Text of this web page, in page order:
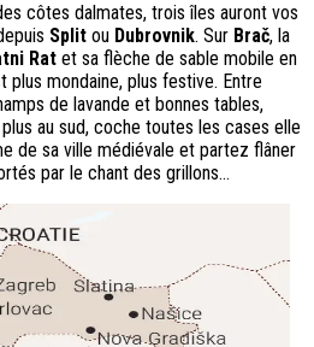
côtes dalmates, trois îles auront vos
Split ou Dubrovnik. Sur Brač, la
Rat et sa flèche de sable mobile en
plus mondaine, plus festive. Entre
de lavande et bonnes tables,
au sud, coche toutes les cases elle
de sa ville médiévale et partez flâner
par le chant des grillons…